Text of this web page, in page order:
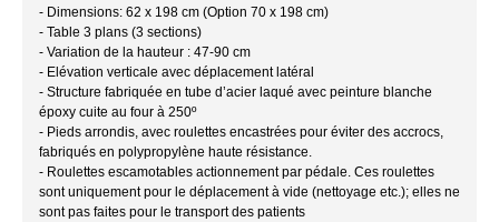
- Dimensions: 62 x 198 cm (Option 70 x 198 cm)
- Table 3 plans (3 sections)
- Variation de la hauteur : 47-90 cm
- Elévation verticale avec déplacement latéral
- Structure fabriquée en tube d’acier laqué avec peinture blanche
époxy cuite au four à 250º
- Pieds arrondis, avec roulettes encastrées pour éviter des accrocs,
fabriqués en polypropylène haute résistance.
- Roulettes escamotables actionnement par pédale. Ces roulettes
sont uniquement pour le déplacement à vide (nettoyage etc.); elles ne
sont pas faites pour le transport des patients